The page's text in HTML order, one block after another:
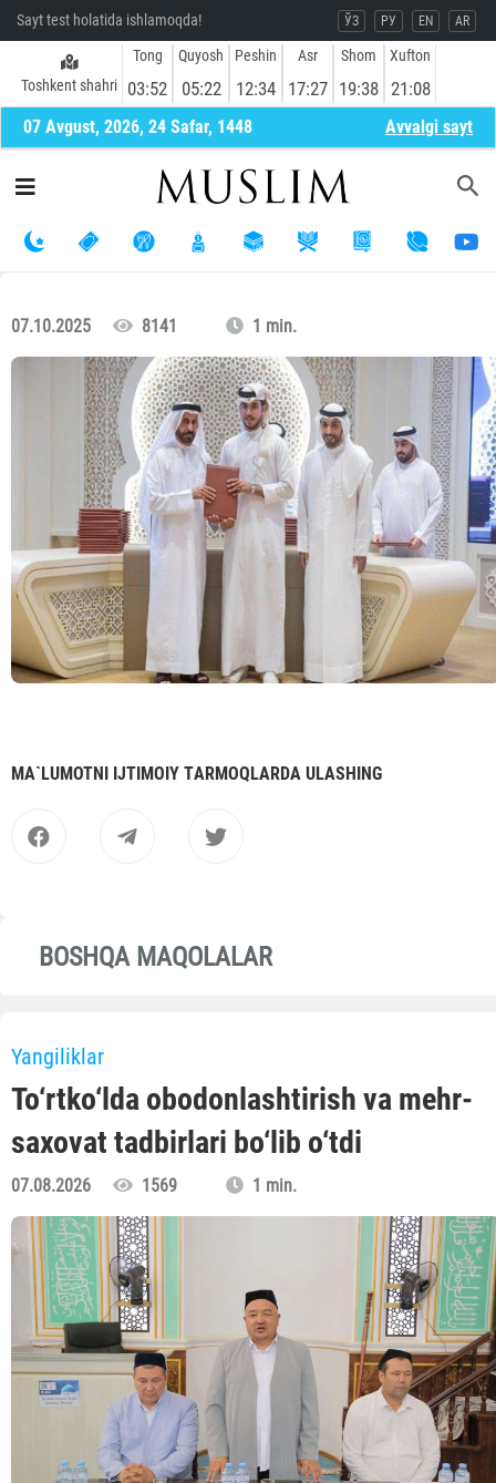
Sayt test holatida ishlamoqda! ЎЗ РУ EN AR
Toshkent shahri
Tong
03:52
Quyosh
05:22
Peshin
12:34
Asr
17:27
Shom
19:38
Xufton
21:08
07 Avgust, 2026, 24 Safar, 1448 Avvalgi sayt
07.10.2025 8141 1 min.
MА`LUMOTNI IJTIMOIY TАRMOQLАRDА ULАSHING
BOSHQA MAQOLALAR
Yangiliklar
To‘rtko‘lda obodonlashtirish va mehr-
saxovat tadbirlari bo‘lib o‘tdi
07.08.2026 1569 1 min.